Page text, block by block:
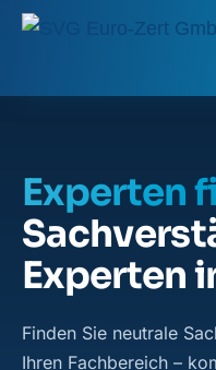
Experten
Experten
Finden Sie neutrale
Ihren Fachbereich –